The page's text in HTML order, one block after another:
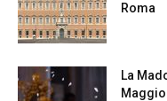
Roma
La